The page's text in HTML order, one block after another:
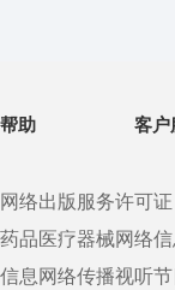
帮助 客户
网络出版服务许可
药品医疗器械网络
信息网络传播视听